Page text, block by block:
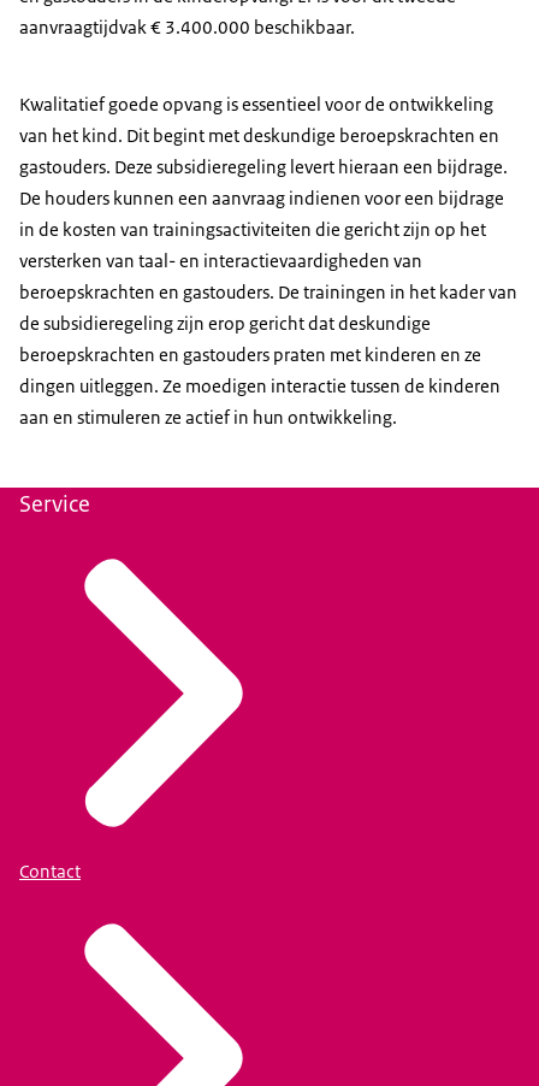
aanvraagtijdvak € 3.400.000 beschikbaar.
Kwalitatief goede opvang is essentieel voor de ontwikkeling
van het kind. Dit begint met deskundige beroepskrachten en
gastouders. Deze subsidieregeling levert hieraan een bijdrage.
De houders kunnen een aanvraag indienen voor een bijdrage
in de kosten van trainingsactiviteiten die gericht zijn op het
versterken van taal- en interactievaardigheden van
beroepskrachten en gastouders. De trainingen in het kader van
de subsidieregeling zijn erop gericht dat deskundige
beroepskrachten en gastouders praten met kinderen en ze
dingen uitleggen. Ze moedigen interactie tussen de kinderen
aan en stimuleren ze actief in hun ontwikkeling.
Service
Contact